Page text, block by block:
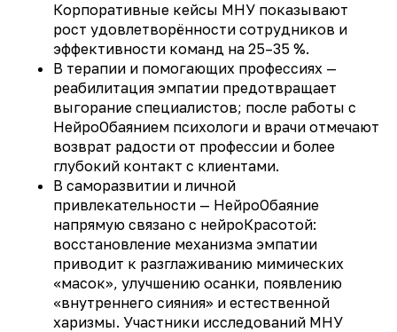
Корпоративные кейсы МНУ показывают
рост удовлетворённости сотрудников и
эффективности команд на 25–35 %.
В терапии и помогающих профессиях —
реабилитация эмпатии предотвращает
выгорание специалистов; после работы с
НейроОбаянием психологи и врачи отмечают
возврат радости от профессии и более
глубокий контакт с клиентами.
В саморазвитии и личной
привлекательности — НейроОбаяние
напрямую связано с нейроКрасотой:
восстановление механизма эмпатии
приводит к разглаживанию мимических
«масок», улучшению осанки, появлению
«внутреннего сияния» и естественной
харизмы. Участники исследований МНУ